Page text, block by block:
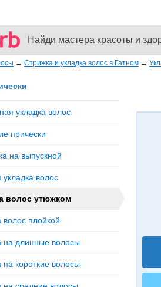
Найди мастера красоты и
→ Стрижка и укладка волос в Гатном →
укладка волос
прически
на выпускной
укладка волос
волос утюжком
волос плойкой
на длинные волосы
на короткие волосы